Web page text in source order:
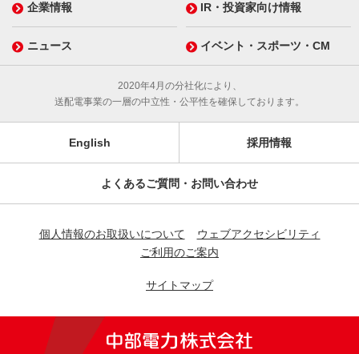
企業情報 IR・投資家向け情報
ニュース イベント・スポーツ・CM
2020年4月の分社化により、
送配電事業の一層の中立性・公平性を確保しております。
English 採用情報
よくあるご質問・お問い合わせ
個人情報のお取扱いについて
ウェブアクセシビリティ
ご利用のご案内
サイトマップ